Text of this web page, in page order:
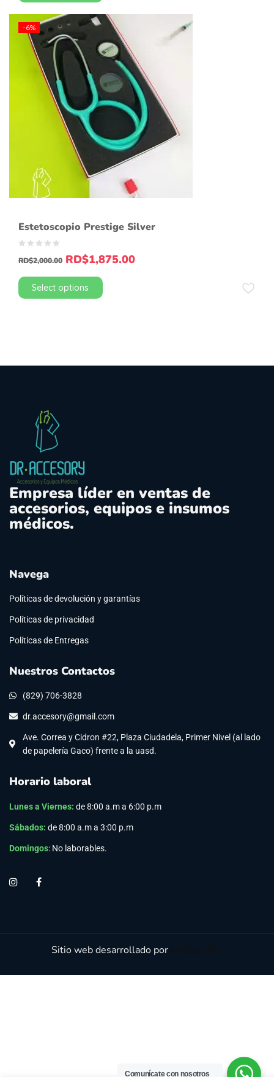
-6%
Estetoscopio Prestige Silver
RD$2,000.00 RD$1,875.00
Select options
Empresa líder en ventas de
accesorios, equipos e insumos
médicos.
Navega
Políticas de devolución y garantías
Políticas de privacidad
Políticas de Entregas
Nuestros Contactos
(829) 706-3828
dr.accesory@gmail.com
Ave. Correa y Cidron #22, Plaza Ciudadela, Primer Nivel (al lado
de papelería Gaco) frente a la uasd.
Horario laboral
Lunes a Viernes: de 8:00 a.m a 6:00 p.m
Sábados: de 8:00 a.m a 3:00 p.m
Domingos: No laborables.
Sitio web desarrollado por
Comunícate con nosotros